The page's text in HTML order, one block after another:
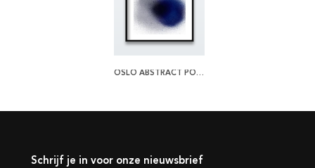
OSLO ABSTRACT POSTER
Schrijf je in voor onze nieuwsbrief